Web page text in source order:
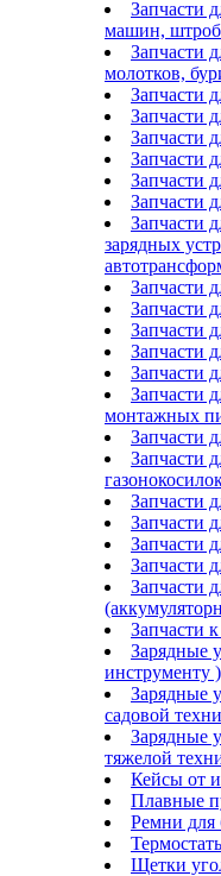
Запчасти
машин,
Запчасти
молотков,
Запчасти
Запчасти
Запчасти
Запчасти
Запчасти
Запчасти
Запчасти
зарядных
Запчасти
Запчасти
Запчасти
Запчасти
Запчасти
Запчасти
монтажных
Запчасти
Запчасти
Запчасти
Запчасти
Запчасти
Запчасти
Запчасти
Запчасти
Зарядные
инструменту )
Зарядные
садовой
Зарядные
тяжелой
Кейсы от
Плавные
Ремни для
Щетки